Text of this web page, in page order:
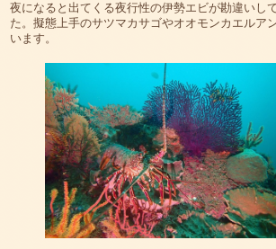
夜になると出てくる夜行性の伊勢エビが勘違いし
た。擬態上手のサツマカサゴやオオモンカエルア
います。